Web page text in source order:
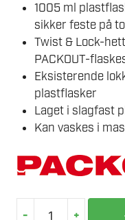
1005 ml
sikker feste på
Twist & Lock-
PACKOUT-
Eksisterende
plastflasker
Laget i slagfast
Kan vaskes i
- +